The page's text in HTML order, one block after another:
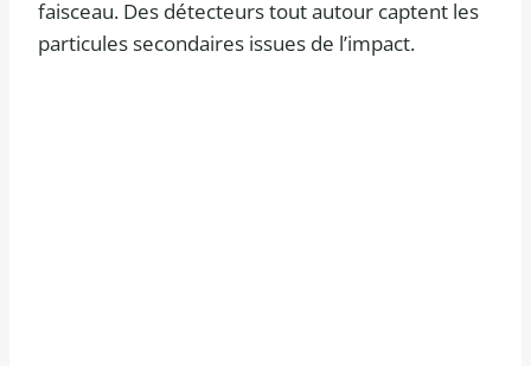
faisceau. Des détecteurs tout autour captent les
particules secondaires issues de l’impact.